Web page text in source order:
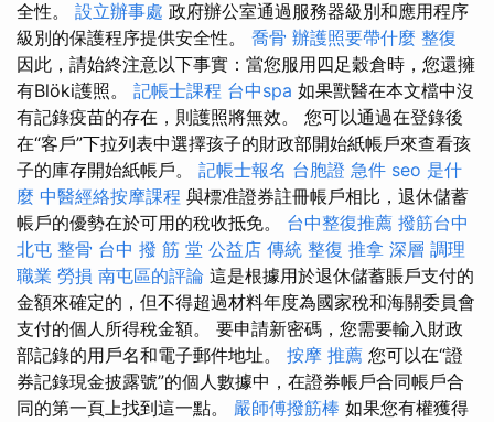
全性。 設立辦事處 政府辦公室通過服務器級別和應用程序
級別的保護程序提供安全性。 喬骨 辦護照要帶什麼 整復
因此，請始終注意以下事實：當您服用四足穀倉時，您還擁
有Blöki護照。 記帳士課程 台中spa 如果獸醫在本文檔中沒
有記錄疫苗的存在，則護照將無效。 您可以通過在登錄後
在“客戶”下拉列表中選擇孩子的財政部開始紙帳戶來查看孩
子的庫存開始紙帳戶。 記帳士報名 台胞證 急件 seo 是什
麼 中醫經絡按摩課程 與標准證券註冊帳戶相比，退休儲蓄
帳戶的優勢在於可用的稅收抵免。 台中整復推薦 撥筋台中
北屯 整骨 台中 撥 筋 堂 公益店 傳統 整復 推拿 深層 調理
職業 勞損 南屯區的評論 這是根據用於退休儲蓄賬戶支付的
金額來確定的，但不得超過材料年度為國家稅和海關委員會
支付的個人所得稅金額。 要申請新密碼，您需要輸入財政
部記錄的用戶名和電子郵件地址。 按摩 推薦 您可以在“證
券記錄現金披露號”的個人數據中，在證券帳戶合同帳戶合
同的第一頁上找到這一點。 嚴師傅撥筋棒 如果您有權獲得